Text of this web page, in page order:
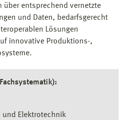
über entsprechend vernetzte
und Daten, bedarfsgerecht
Lösungen
innovative Produktions-,
und Elektrotechnik